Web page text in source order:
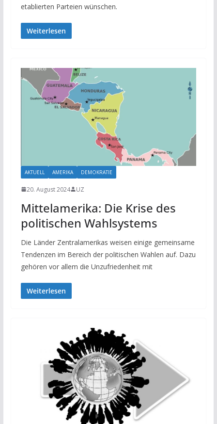
etablierten Parteien wünschen.
Weiterlesen
AKTUELL AMERIKA DEMOKRATIE
20. August 2024 UZ
Mittelamerika: Die Krise des
politischen Wahlsystems
Die Länder Zentralamerikas weisen einige gemeinsame
Tendenzen im Bereich der politischen Wahlen auf. Dazu
gehören vor allem die Unzufriedenheit mit
Weiterlesen